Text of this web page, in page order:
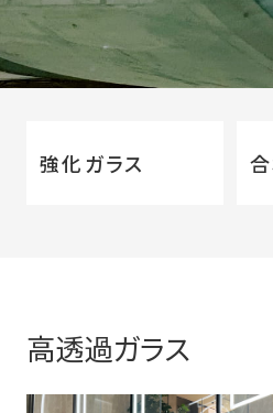
強化ガラス
強化ガラス
高透過ガラス